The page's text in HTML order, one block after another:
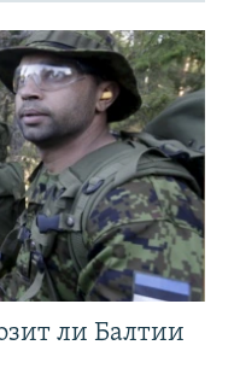
ли Балтии